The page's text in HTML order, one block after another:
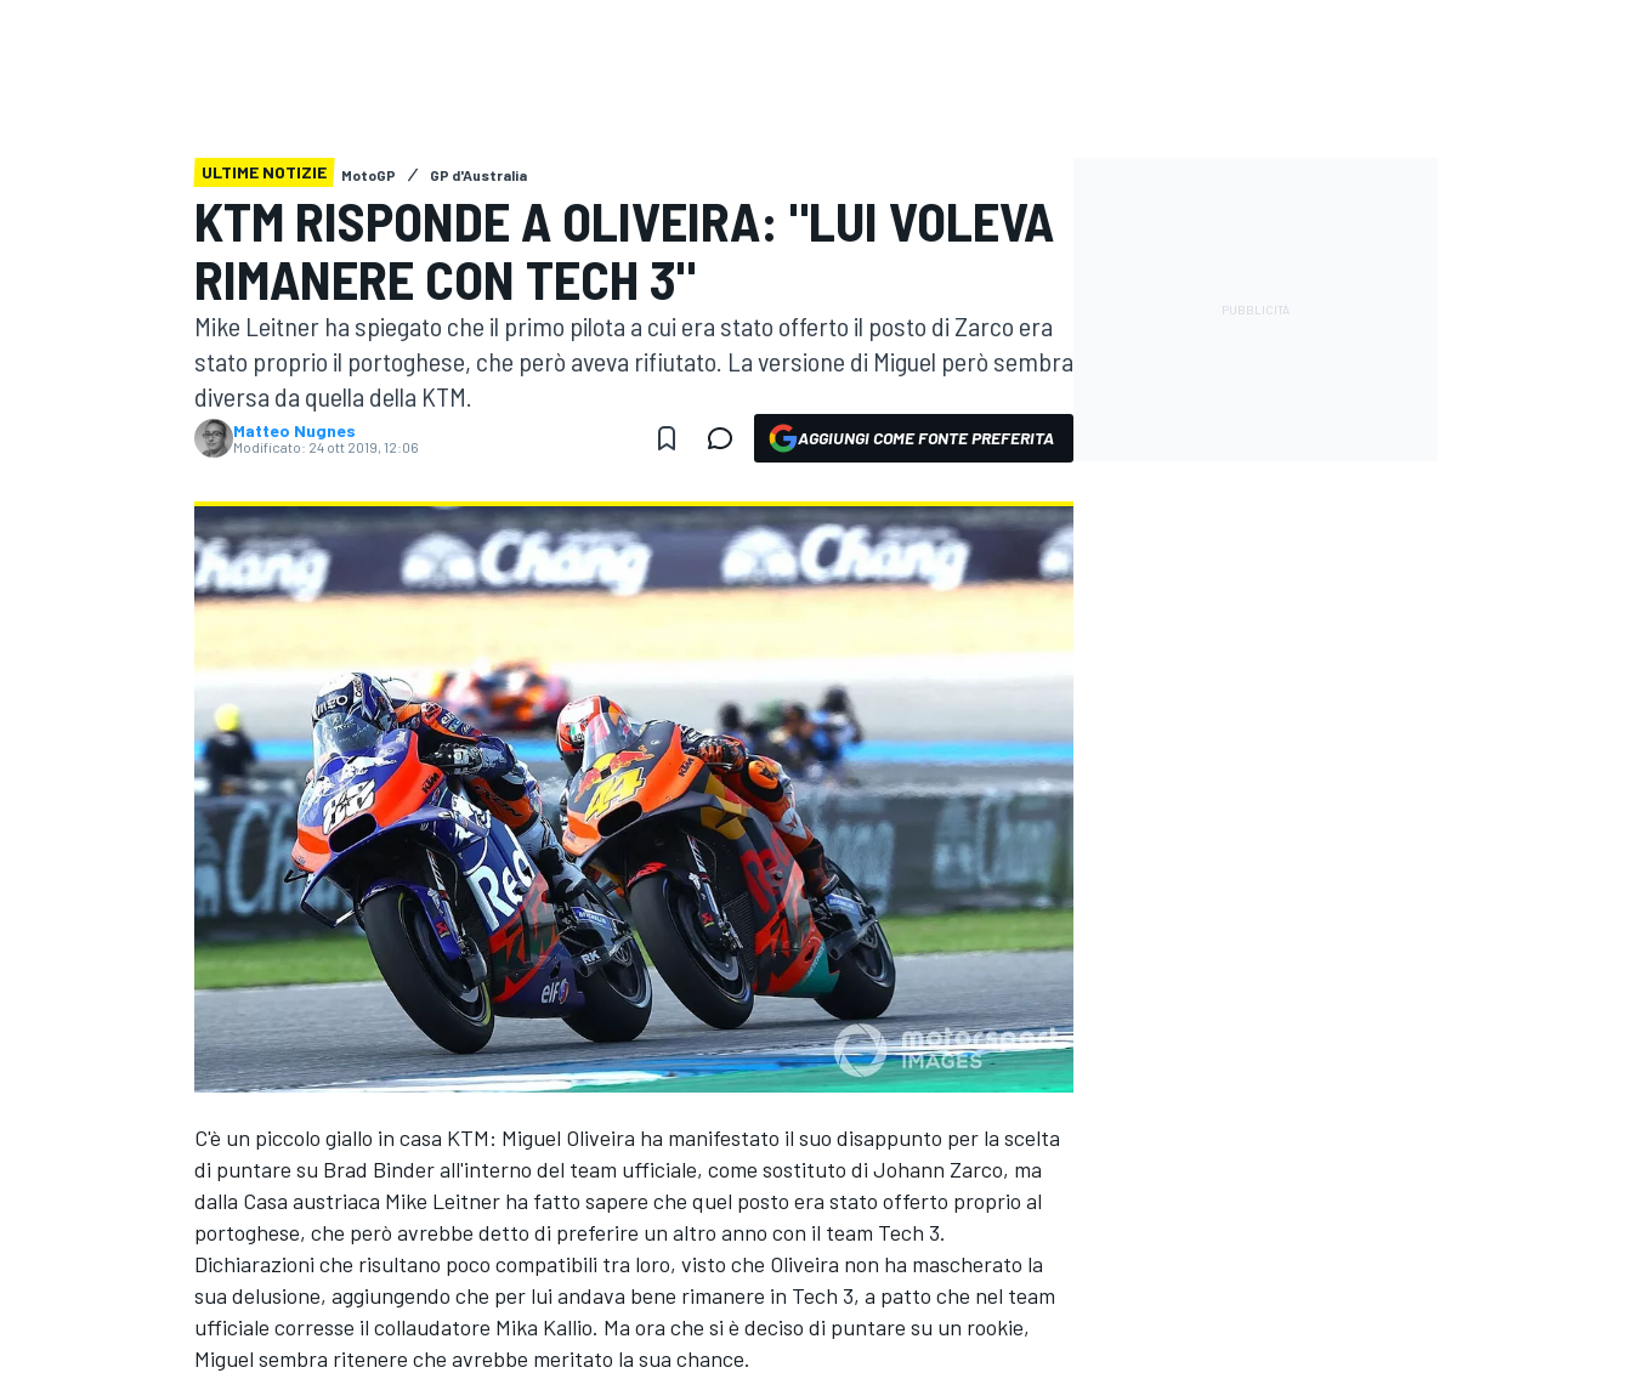
WRC
MONOPOSTO
ULTIME NOTIZIE MotoGP GP d'Australia
KTM RISPONDE A OLIVEIRA: "LUI VOLEVA
RIMANERE CON TECH 3"
Mike Leitner ha spiegato che il primo pilota a cui era stato offerto il posto di Zarco era
stato proprio il portoghese, che però aveva rifiutato. La versione di Miguel però sembra
diversa da quella della KTM.
Matteo Nugnes
Modificato: 24 ott 2019, 12:06 AGGIUNGI COME FONTE PREFERITA
C'è un piccolo giallo in casa KTM: Miguel Oliveira ha manifestato il suo disappunto per la scelta
di puntare su Brad Binder all'interno del team ufficiale, come sostituto di Johann Zarco, ma
dalla Casa austriaca Mike Leitner ha fatto sapere che quel posto era stato offerto proprio al
portoghese, che però avrebbe detto di preferire un altro anno con il team Tech 3.
Dichiarazioni che risultano poco compatibili tra loro, visto che Oliveira non ha mascherato la
sua delusione, aggiungendo che per lui andava bene rimanere in Tech 3, a patto che nel team
ufficiale corresse il collaudatore Mika Kallio. Ma ora che si è deciso di puntare su un rookie,
Miguel sembra ritenere che avrebbe meritato la sua chance.